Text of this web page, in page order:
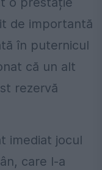
de importantă
în puternicul
că un alt
rezervă
imediat jocul
care l-a